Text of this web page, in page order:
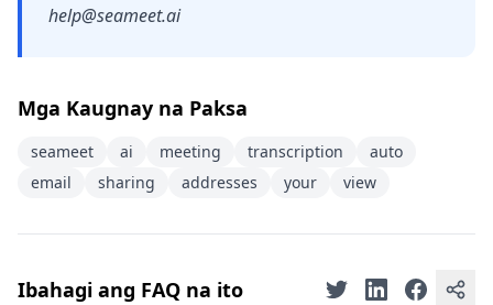
help@seameet.ai
Mga Kaugnay na Paksa
seameet ai meeting transcription
auto
email
sharing addresses your view
Ibahagi ang FAQ na ito